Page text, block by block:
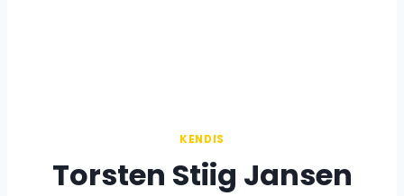
KENDIS
Torsten Stiig Jansen